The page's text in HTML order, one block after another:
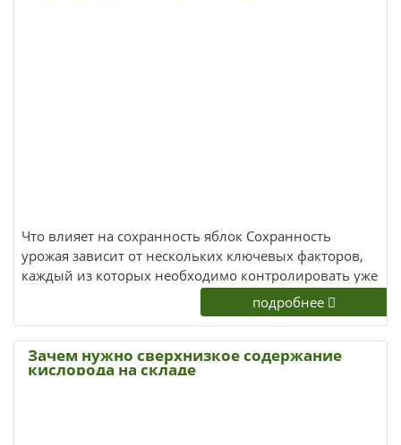
Что влияет на сохранность яблок Сохранность
урожая зависит от нескольких ключевых факторов,
каждый из которых необходимо контролировать уже
с момента сбора: Сорт. Поздние сорта (например,
«Гала», «Айдаред», «Фуджи», «Голден Делишес»)
хранению. Летние и осенние сорта портятся
значительно быстрее. Стадия зрелости при сборе.
подробнее
Зачем нужно сверхнизкое содержание
кислорода на складе